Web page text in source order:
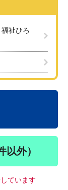
祉ひろ
外）
ています